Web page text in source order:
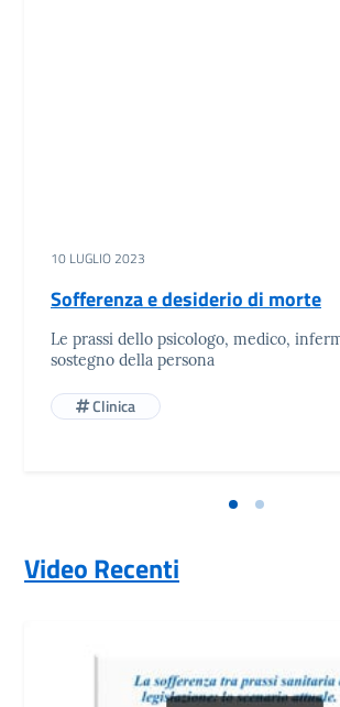
10 LUGLIO 2023
Sofferenza e desiderio di morte
Le prassi dello psicologo, medico,
sostegno della persona
Clinica
Video Recenti